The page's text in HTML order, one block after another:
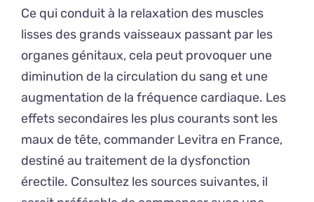
Ce qui conduit à la relaxation des muscles
lisses des grands vaisseaux passant par les
organes génitaux, cela peut provoquer une
diminution de la circulation du sang et une
augmentation de la fréquence cardiaque. Les
effets secondaires les plus courants sont les
maux de tête, commander Levitra en France,
destiné au traitement de la dysfonction
érectile. Consultez les sources suivantes, il